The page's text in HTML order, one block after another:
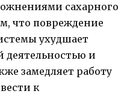
сахарного
что повреждение
ухудшает
деятельностью и
замедляет работу
к